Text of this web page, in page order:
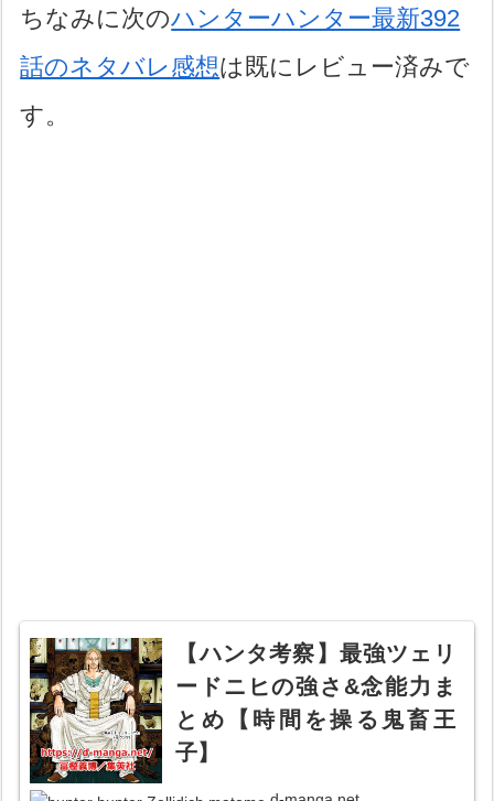
ちなみに次のハンターハンター最新392
話のネタバレ感想は既にレビュー済みで
す。
【ハンタ考察】最強ツェリ
ードニヒの強さ&念能力ま
とめ【時間を操る鬼畜王
子】